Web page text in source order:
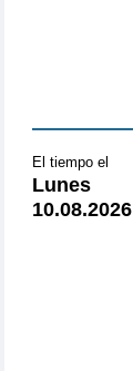
El tiempo el
Lunes
10.08.2026